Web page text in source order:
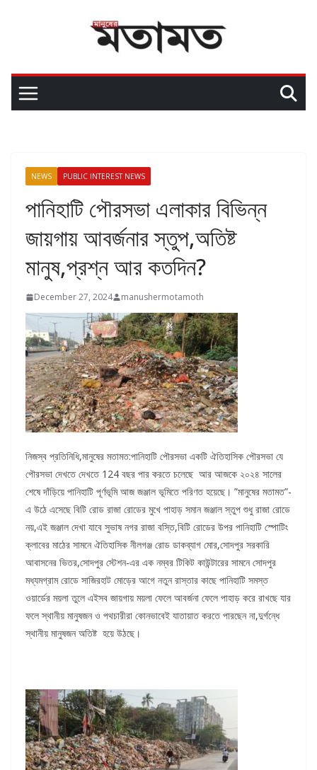
NEWS PUBLIC INTEREST NEWS
পানিহাটি পৌরসভা এলাকার বিভিন্ন
জায়গায় আবর্জনার স্তুপ,অতিষ্ট
মানুষ,প্রশ্ন আর কতদিন?
December 27, 2024 manushermotamoth
নিজস্ব প্রতিনিধি,মানুষের মতামত:পানিহাটি পৌরসভা একটি ঐতিহাসিক পৌরসভা যে
পৌরসভা দেখতে দেখতে 124 বছর পার করতে চলেছে আর আজকে ২০২৪ সালের
শেষে দাঁড়িয়ে পানিহাটি পূর্ণভূমি আজ জঞ্জাল ভূমিতে পরিণত হয়েছে। ”মানুষের মতামত”-
এ উঠে এসেছে বিটি রোড রাজা রোডের মুখে পাহাড় সমান জঞ্জাল স্তুপ শুধু রাজা রোডে
নয়,এই জঞ্জাল দেখা যাবে সুভাষ নগর রাজা বস্তি,বিটি রোডের উপর পানিহাটি স্পোটিং
ক্লাবের মাঠের সামনে ঐতিহাসিক নীলগঞ্জ রোড ডাকব্যাগ মোর,সোদপুর সরকারি
আবাসনের ভিতর,সোদপুর স্টেশন-এর এক নম্বর টিকিট কাউন্টারের সামনে সোদপুর
মধ্যমগ্রাম রোডে সাজিরহাট মোড়ের আগে নতুন রাস্তার কাছে পানিহাটি সমস্ত
ওয়ার্ডের ময়লা তুলে এইসব জায়গায় ময়লা ফেলে আবর্জনা ফেলে পাহাড় করে রাখছে যার
ফলে স্থানীয় মানুষজন ও পথচারীরা কোনভাবেই যাতায়াত করতে পারছেন না,দুর্গন্ধে
স্থানীয় মানুষজন অতিষ্ট হয়ে উঠছে।